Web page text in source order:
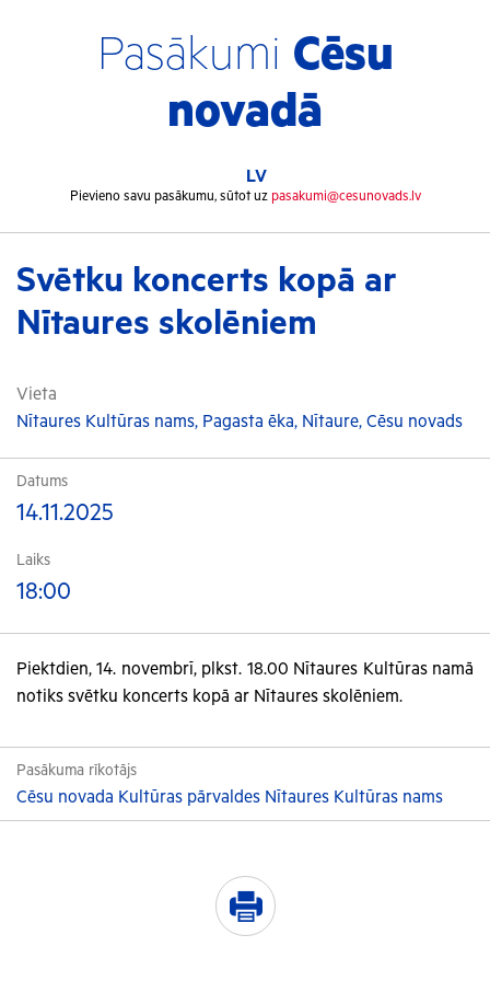
Pasākumi Cēsu
novadā
LV
Pievieno savu pasākumu, sūtot uz pasakumi@cesunovads.lv
Svētku koncerts kopā ar
Nītaures skolēniem
Vieta
Nītaures Kultūras nams, Pagasta ēka, Nītaure, Cēsu novads
Datums
14.11.2025
Laiks
18:00
Piektdien, 14. novembrī, plkst. 18.00 Nītaures Kultūras namā
notiks svētku koncerts kopā ar Nītaures skolēniem.
Pasākuma rīkotājs
Cēsu novada Kultūras pārvaldes Nītaures Kultūras nams